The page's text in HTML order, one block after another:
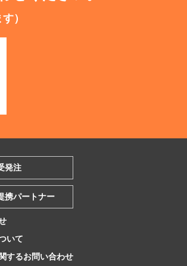
）
発注
携パートナー
いて
するお問い合わせ